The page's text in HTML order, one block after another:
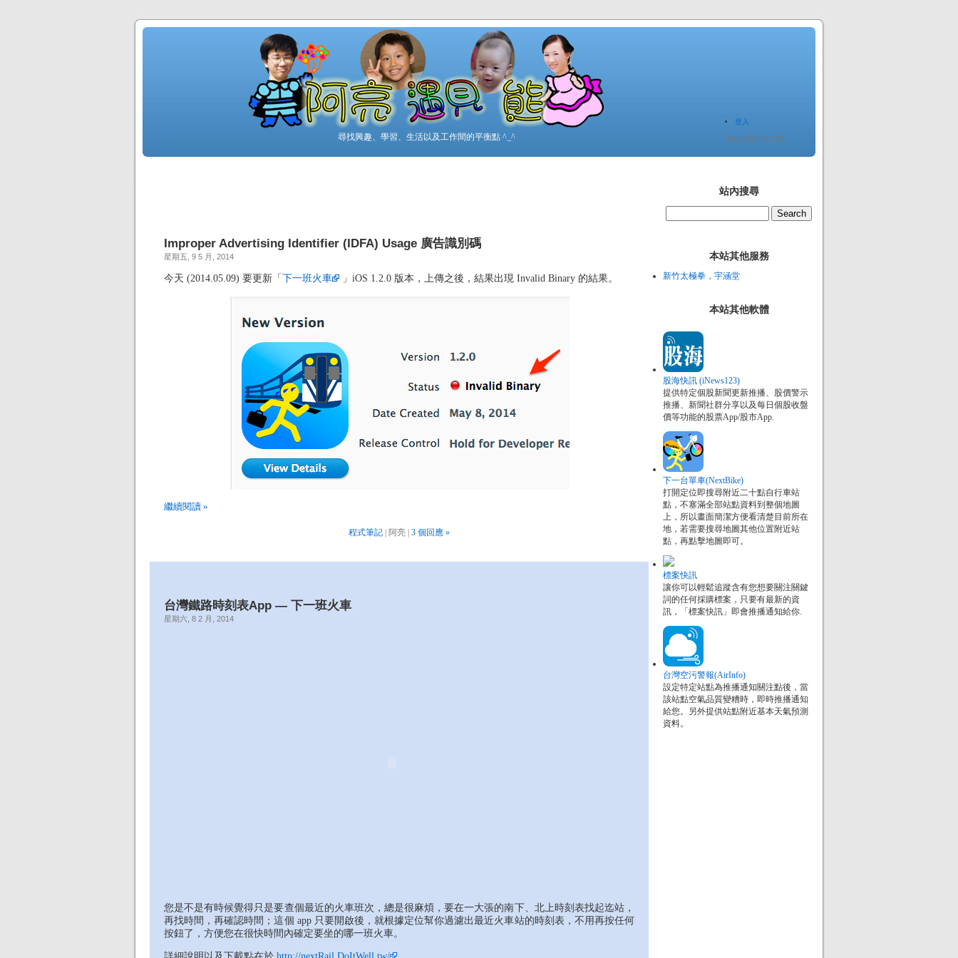
尋找興趣、學習、生活以及工作間的平衡點 ^_^
登入
Since 2005.12.20
Improper Advertising Identifier (IDFA) Usage 廣告識別碼
星期五, 9 5 月, 2014
今天 (2014.05.09) 要更新「下一班火車 」iOS 1.2.0 版本，上傳之後，結果出現 Invalid Binary 的結果。
繼續閱讀 »
程式筆記 | 阿亮 | 3 個回應 »
台灣鐵路時刻表App — 下一班火車
星期六, 8 2 月, 2014
您是不是有時候覺得只是要查個最近的火車班次，總是很麻煩，要在一大張的南下、北上時刻表找起迄站，
再找時間，再確認時間；這個 app 只要開啟後，就根據定位幫你過濾出最近火車站的時刻表，不用再按任何
按鈕了，方便您在很快時間內確定要坐的哪一班火車。
站內搜尋
本站其他服務
新竹太極拳，宇涵堂
本站其他軟體
股海快訊 (iNews123)
提供特定個股新聞更新推播、股價警示
推播、新聞社群分享以及每日個股收盤
價等功能的股票App/股市App.
下一台單車(NextBike)
打開定位即搜尋附近二十點自行車站
點，不塞滿全部站點資料到整個地圖
上，所以畫面簡潔方便看清楚目前所在
地，若需要搜尋地圖其他位置附近站
點，再點擊地圖即可。
標案快訊
讓你可以輕鬆追蹤含有您想要關注關鍵
詞的任何採購標案，只要有最新的資
訊，「標案快訊」即會推播通知給你.
台灣空污警報(AirInfo)
設定特定站點為推播通知關注點後，當
該站點空氣品質變糟時，即時推播通知
給您。另外提供站點附近基本天氣預測
資料。